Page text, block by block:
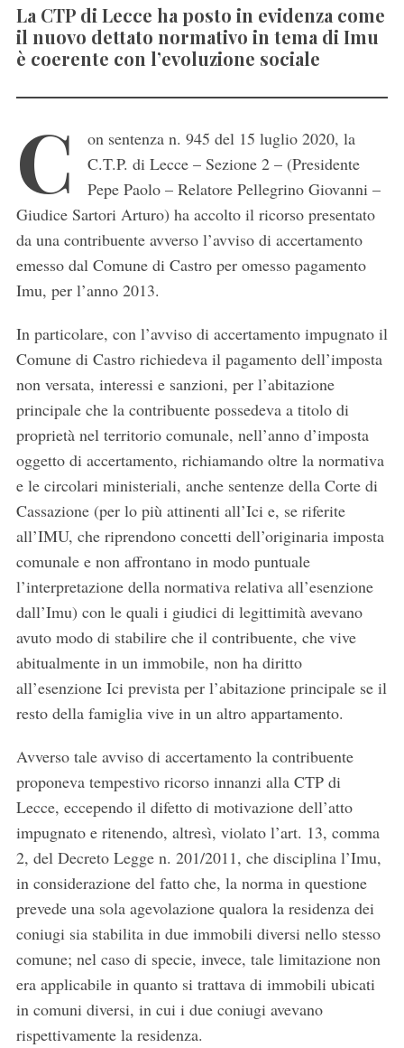
La CTP di Lecce ha posto in evidenza come
il nuovo dettato normativo in tema di Imu
è coerente con l’evoluzione sociale
C
on sentenza n. 945 del 15 luglio 2020, la
C.T.P. di Lecce – Sezione 2 – (Presidente
Pepe Paolo – Relatore Pellegrino Giovanni –
Giudice Sartori Arturo) ha accolto il ricorso presentato
da una contribuente avverso l’avviso di accertamento
emesso dal Comune di Castro per omesso pagamento
Imu, per l’anno 2013.
In particolare, con l’avviso di accertamento impugnato il
Comune di Castro richiedeva il pagamento dell’imposta
non versata, interessi e sanzioni, per l’abitazione
principale che la contribuente possedeva a titolo di
proprietà nel territorio comunale, nell’anno d’imposta
oggetto di accertamento, richiamando oltre la normativa
e le circolari ministeriali, anche sentenze della Corte di
Cassazione (per lo più attinenti all’Ici e, se riferite
all’IMU, che riprendono concetti dell’originaria imposta
comunale e non affrontano in modo puntuale
l’interpretazione della normativa relativa all’esenzione
dall’Imu) con le quali i giudici di legittimità avevano
avuto modo di stabilire che il contribuente, che vive
abitualmente in un immobile, non ha diritto
all’esenzione Ici prevista per l’abitazione principale se il
resto della famiglia vive in un altro appartamento.
Avverso tale avviso di accertamento la contribuente
proponeva tempestivo ricorso innanzi alla CTP di
Lecce, eccependo il difetto di motivazione dell’atto
impugnato e ritenendo, altresì, violato l’art. 13, comma
2, del Decreto Legge n. 201/2011, che disciplina l’Imu,
in considerazione del fatto che, la norma in questione
prevede una sola agevolazione qualora la residenza dei
coniugi sia stabilita in due immobili diversi nello stesso
comune; nel caso di specie, invece, tale limitazione non
era applicabile in quanto si trattava di immobili ubicati
in comuni diversi, in cui i due coniugi avevano
rispettivamente la residenza.